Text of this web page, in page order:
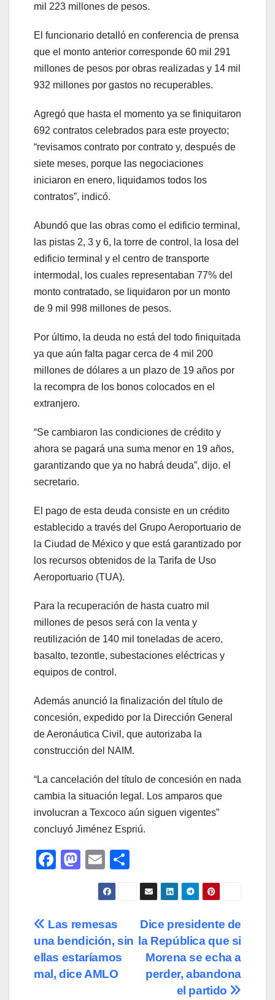
mil 223 millones de pesos.
El funcionario detalló en conferencia de prensa
que el monto anterior corresponde 60 mil 291
millones de pesos por obras realizadas y 14 mil
932 millones por gastos no recuperables.
Agregó que hasta el momento ya se finiquitaron
692 contratos celebrados para este proyecto;
“revisamos contrato por contrato y, después de
siete meses, porque las negociaciones
iniciaron en enero, liquidamos todos los
contratos”, indicó.
Abundó que las obras como el edificio terminal,
las pistas 2, 3 y 6, la torre de control, la losa del
edificio terminal y el centro de transporte
intermodal, los cuales representaban 77% del
monto contratado, se liquidaron por un monto
de 9 mil 998 millones de pesos.
Por último, la deuda no está del todo finiquitada
ya que aún falta pagar cerca de 4 mil 200
millones de dólares a un plazo de 19 años por
la recompra de los bonos colocados en el
extranjero.
“Se cambiaron las condiciones de crédito y
ahora se pagará una suma menor en 19 años,
garantizando que ya no habrá deuda”, dijo. el
secretario.
El pago de esta deuda consiste en un crédito
establecido a través del Grupo Aeroportuario de
la Ciudad de México y que está garantizado por
los recursos obtenidos de la Tarifa de Uso
Aeroportuario (TUA).
Para la recuperación de hasta cuatro mil
millones de pesos será con la venta y
reutilización de 140 mil toneladas de acero,
basalto, tezontle, subestaciones eléctricas y
equipos de control.
Además anunció la finalización del título de
concesión, expedido por la Dirección General
de Aeronáutica Civil, que autorizaba la
construcción del NAIM.
“La cancelación del título de concesión en nada
cambia la situación legal. Los amparos que
involucran a Texcoco aún siguen vigentes”
concluyó Jiménez Espriú.
F
e
b
o
o
M
o
d
o
n
E
m
ail
o
m
ar
Navegación
de
entradas
Dice presidente de
la República que si
Morena se echa a
perder, abandona
el partido
Las remesas
una bendición, sin
ellas estaríamos
mal, dice AMLO